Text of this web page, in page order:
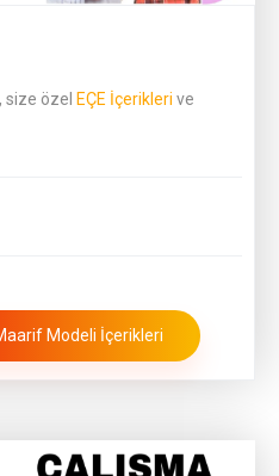
özel EÇE İçerikleri ve
Modeli İçerikleri